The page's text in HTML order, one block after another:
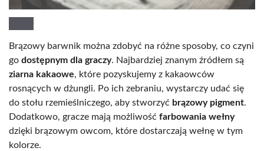
Brązowy barwnik można zdobyć na różne sposoby, co czyni
go dostępnym dla graczy. Najbardziej znanym źródłem są
ziarna kakaowe, które pozyskujemy z kakaowców
rosnących w dżungli. Po ich zebraniu, wystarczy udać się
do stołu rzemieślniczego, aby stworzyć brązowy pigment.
Dodatkowo, gracze mają możliwość farbowania wełny
dzięki brązowym owcom, które dostarczają wełnę w tym
kolorze.